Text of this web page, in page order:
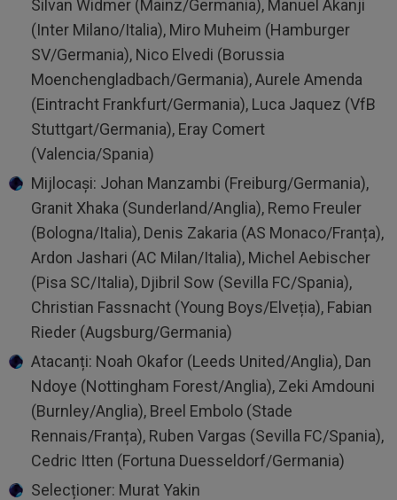
Silvan Widmer (Mainz/Germania), Manuel Akanji
(Inter Milano/Italia), Miro Muheim (Hamburger
SV/Germania), Nico Elvedi (Borussia
Moenchengladbach/Germania), Aurele Amenda
(Eintracht Frankfurt/Germania), Luca Jaquez (VfB
Stuttgart/Germania), Eray Comert
(Valencia/Spania)
Mijlocaşi: Johan Manzambi (Freiburg/Germania),
Granit Xhaka (Sunderland/Anglia), Remo Freuler
(Bologna/Italia), Denis Zakaria (AS Monaco/Franța),
Ardon Jashari (AC Milan/Italia), Michel Aebischer
(Pisa SC/Italia), Djibril Sow (Sevilla FC/Spania),
Christian Fassnacht (Young Boys/Elveția), Fabian
Rieder (Augsburg/Germania)
Atacanți: Noah Okafor (Leeds United/Anglia), Dan
Ndoye (Nottingham Forest/Anglia), Zeki Amdouni
(Burnley/Anglia), Breel Embolo (Stade
Rennais/Franța), Ruben Vargas (Sevilla FC/Spania),
Cedric Itten (Fortuna Duesseldorf/Germania)
Selecționer: Murat Yakin